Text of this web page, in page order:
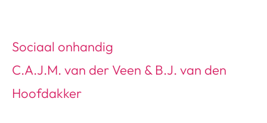
Sociaal onhandig
C.A.J.M. van der Veen & B.J. van den
Hoofdakker